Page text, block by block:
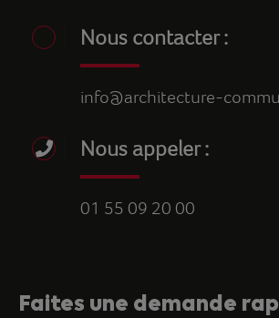
Nous contacter :
info@architecture-
Nous appeler :
01 55 09 20 00
Faites une demande